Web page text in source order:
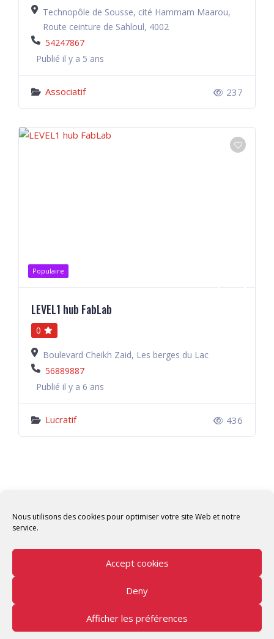
Nous utilisons des cookies pour optimiser votre site Web et notre
service.
Accept cookies
Deny
Afficher les préférences
Technopôle de Sousse, cité Hammam Maarou,
Route ceinture de Sahloul, 4002
54247867
Publié il y a 5 ans
Associatif 237
Populaire
LEVEL1 hub FabLab
0
Boulevard Cheikh Zaid, Les berges du Lac
56889887
Publié il y a 6 ans
Lucratif 436
Copyright © 2026 Tunisian Fablabs Tous droits
réservés.
Tunisian Fablabsby OpenFab Tunisia - Powered by